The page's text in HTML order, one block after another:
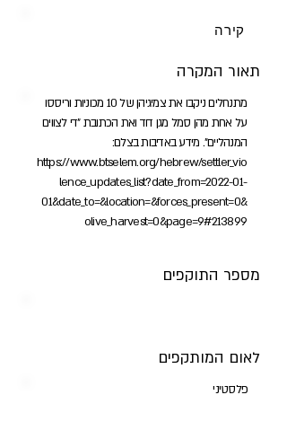
קירה
תאור המקרה
מתנחלים ניקבו את צמיגיהן של 10 מכוניות וריססו
על אחת מהן סמל מגן דוד ואת הכתובת "די לצווים
המנהליים". מידע באדיבות בצלם:
https://www.btselem.org/hebrew/settler_vio
lence_updates_list?date_from=2022-01-
01&date_to=&location=&forces_present=0&
olive_harvest=0&page=9#213899
מספר התוקפים
לאום המותקפים
פלסטיני